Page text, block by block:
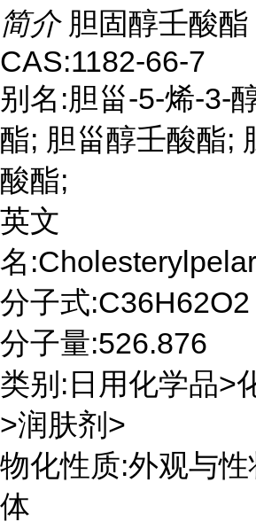
简介 胆固醇壬酸酯
CAS:1182-66-7
别名:胆甾-5-烯-3-
酯; 胆甾醇壬酸酯;
酸酯;
英文
名
分子式:C36H62O2
分子量:526.876
类别:日用化学品>
>润肤剂>
物化性质:外观与
体